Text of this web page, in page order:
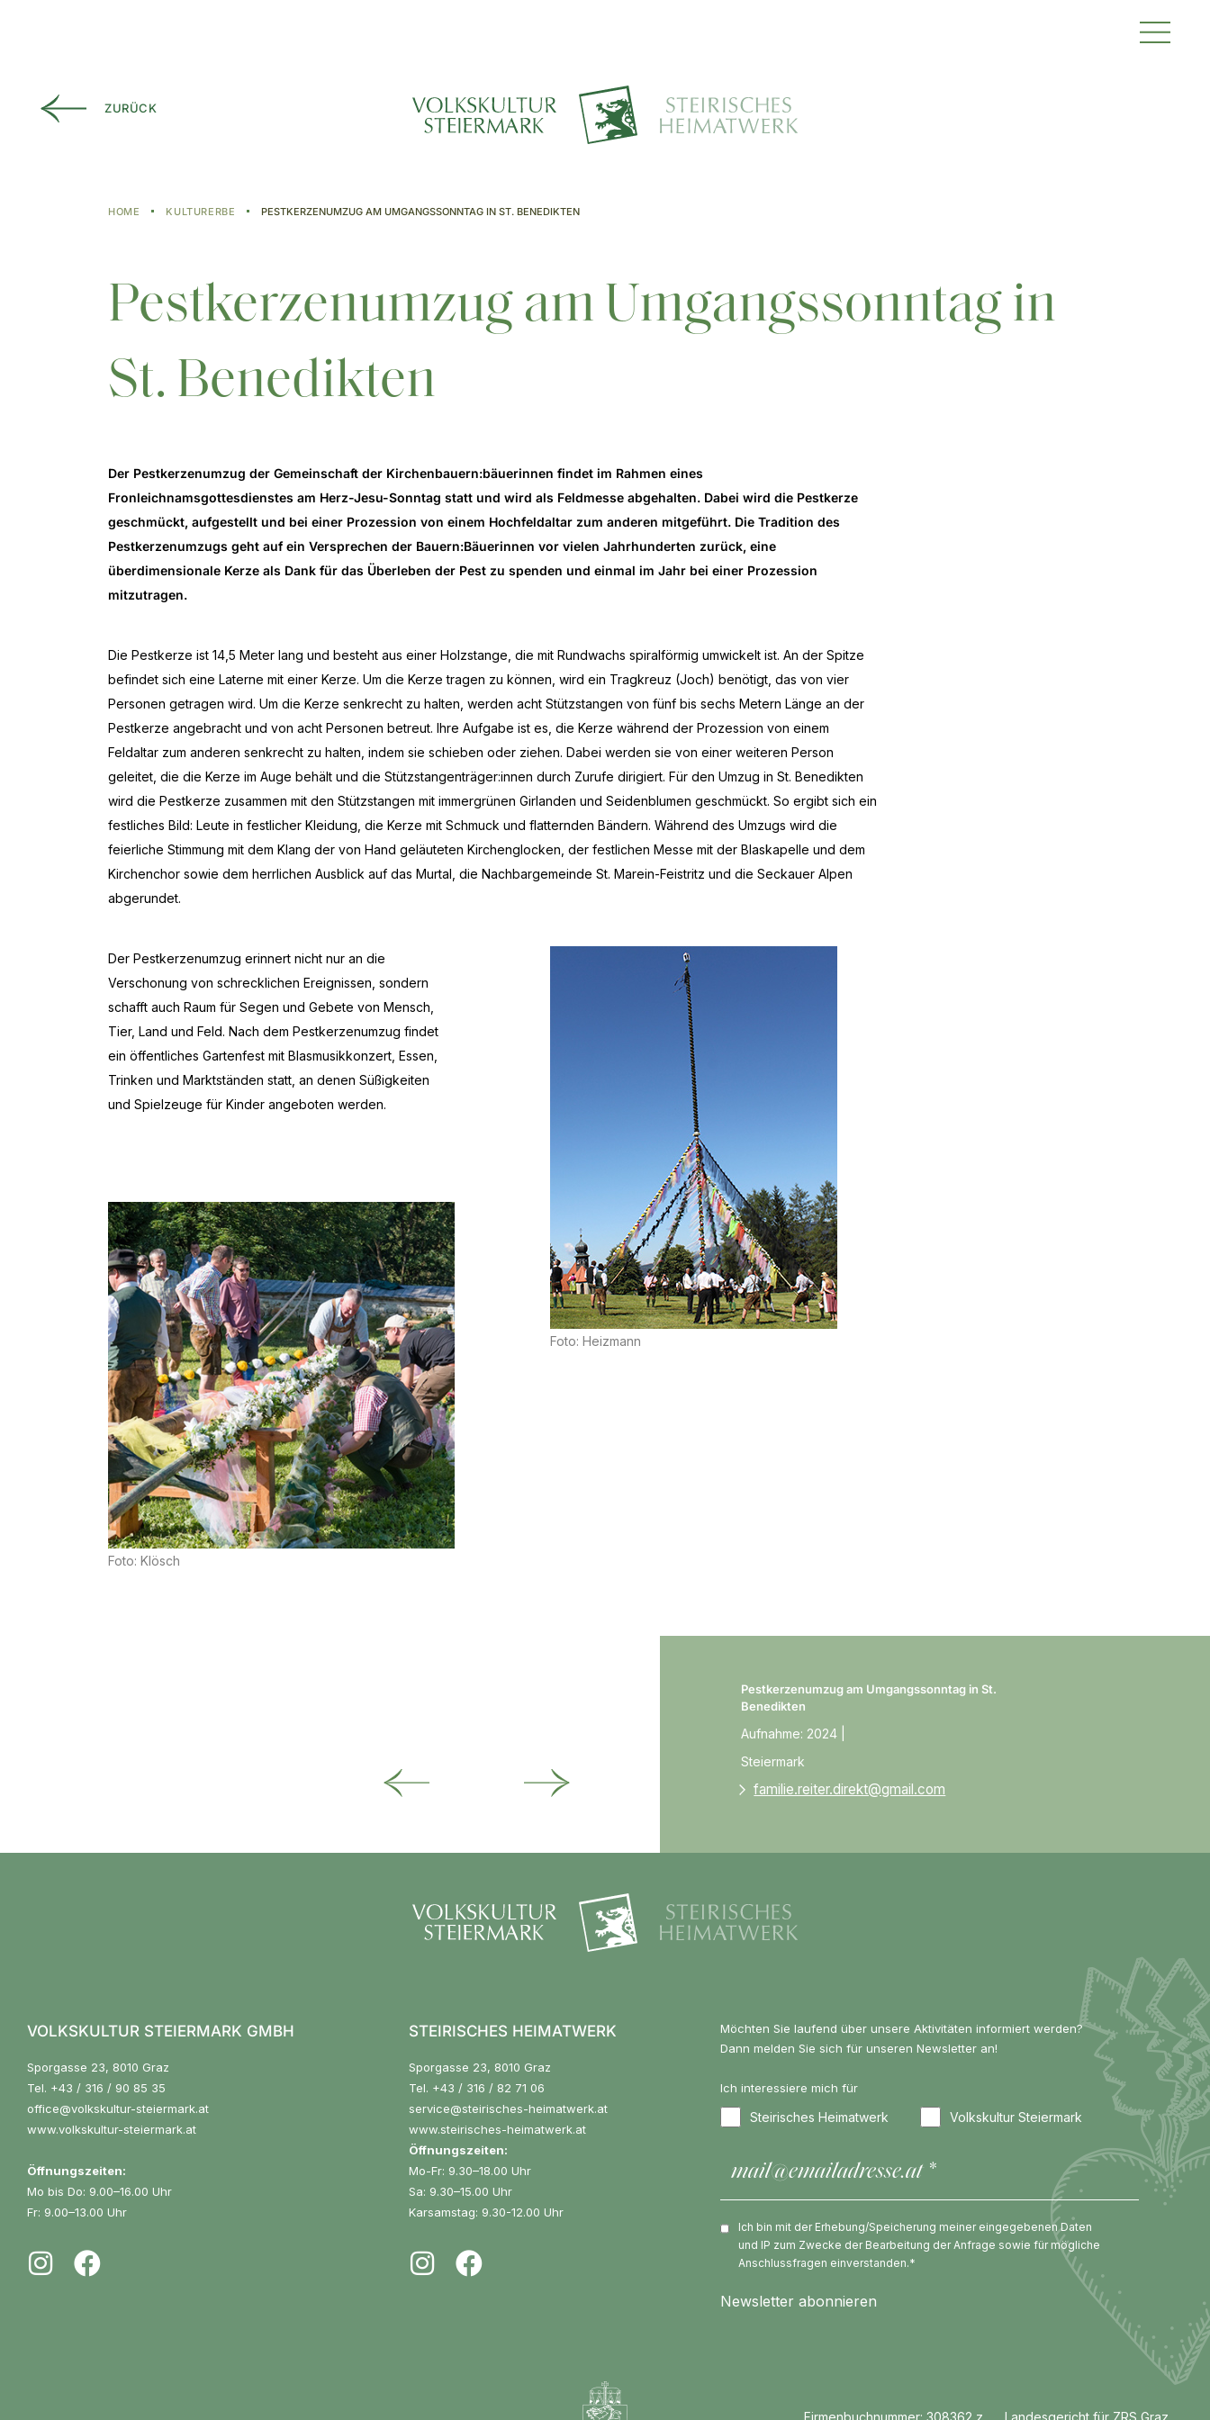
ZURÜCK
HOME KULTURERBE PESTKERZENUMZUG AM UMGANGSSONNTAG IN ST. BENEDIKTEN
Pestkerzenumzug am Umgangssonntag in
St. Benedikten
Der Pestkerzenumzug der Gemeinschaft der Kirchenbauern:bäuerinnen findet im Rahmen eines
Fronleichnamsgottesdienstes am Herz-Jesu-Sonntag statt und wird als Feldmesse abgehalten. Dabei wird die Pestkerze
geschmückt, aufgestellt und bei einer Prozession von einem Hochfeldaltar zum anderen mitgeführt. Die Tradition des
Pestkerzenumzugs geht auf ein Versprechen der Bauern:Bäuerinnen vor vielen Jahrhunderten zurück, eine
überdimensionale Kerze als Dank für das Überleben der Pest zu spenden und einmal im Jahr bei einer Prozession
mitzutragen.
Die Pestkerze ist 14,5 Meter lang und besteht aus einer Holzstange, die mit Rundwachs spiralförmig umwickelt ist. An der Spitze
befindet sich eine Laterne mit einer Kerze. Um die Kerze tragen zu können, wird ein Tragkreuz (Joch) benötigt, das von vier
Personen getragen wird. Um die Kerze senkrecht zu halten, werden acht Stützstangen von fünf bis sechs Metern Länge an der
Pestkerze angebracht und von acht Personen betreut. Ihre Aufgabe ist es, die Kerze während der Prozession von einem
Feldaltar zum anderen senkrecht zu halten, indem sie schieben oder ziehen. Dabei werden sie von einer weiteren Person
geleitet, die die Kerze im Auge behält und die Stützstangenträger:innen durch Zurufe dirigiert. Für den Umzug in St. Benedikten
wird die Pestkerze zusammen mit den Stützstangen mit immergrünen Girlanden und Seidenblumen geschmückt. So ergibt sich ein
festliches Bild: Leute in festlicher Kleidung, die Kerze mit Schmuck und flatternden Bändern. Während des Umzugs wird die
feierliche Stimmung mit dem Klang der von Hand geläuteten Kirchenglocken, der festlichen Messe mit der Blaskapelle und dem
Kirchenchor sowie dem herrlichen Ausblick auf das Murtal, die Nachbargemeinde St. Marein-Feistritz und die Seckauer Alpen
abgerundet.
Der Pestkerzenumzug erinnert nicht nur an die
Verschonung von schrecklichen Ereignissen, sondern
schafft auch Raum für Segen und Gebete von Mensch,
Tier, Land und Feld. Nach dem Pestkerzenumzug findet
ein öffentliches Gartenfest mit Blasmusikkonzert, Essen,
Trinken und Marktständen statt, an denen Süßigkeiten
und Spielzeuge für Kinder angeboten werden.
Foto: Klösch
Foto: Heizmann
Pestkerzenumzug am Umgangssonntag in St.
Benedikten
Aufnahme: 2024 |
Steiermark
familie.reiter.direkt@gmail.com
VOLKSKULTUR STEIERMARK GMBH
Sporgasse 23, 8010 Graz
Tel. +43 / 316 / 90 85 35
office@volkskultur-steiermark.at
www.volkskultur-steiermark.at
Öffnungszeiten:
Mo bis Do: 9.00–16.00 Uhr
Fr: 9.00–13.00 Uhr
STEIRISCHES HEIMATWERK
Sporgasse 23, 8010 Graz
Tel. +43 / 316 / 82 71 06
service@steirisches-heimatwerk.at
www.steirisches-heimatwerk.at
Öffnungszeiten:
Mo-Fr: 9.30–18.00 Uhr
Sa: 9.30–15.00 Uhr
Karsamstag: 9.30-12.00 Uhr
Möchten Sie laufend über unsere Aktivitäten informiert werden?
Dann melden Sie sich für unseren Newsletter an!
Ich interessiere mich für
Steirisches Heimatwerk Volkskultur Steiermark
Ich bin mit der Erhebung/Speicherung meiner eingegebenen Daten
und IP zum Zwecke der Bearbeitung der Anfrage sowie für mögliche
Anschlussfragen einverstanden.*
Firmenbuchnummer: 308362 z Landesgericht für ZRS Graz